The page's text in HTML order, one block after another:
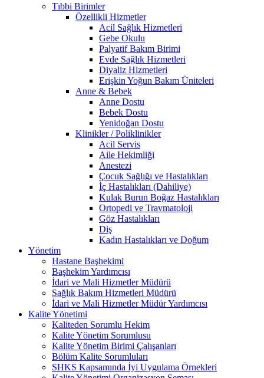
Tıbbi Birimler
Özellikli Hizmetler
Acil Sağlık Hizmetleri
Gebe Okulu
Palyatif Bakım Birimi
Evde Sağlık Hizmetleri
Diyaliz Hizmetleri
Erişkin Yoğun Bakım Üniteleri
Anne & Bebek
Anne Dostu
Bebek Dostu
Yenidoğan Dostu
Klinikler / Poliklinikler
Acil Servis
Aile Hekimliği
Anestezi
Çocuk Sağlığı ve Hastalıkları
İç Hastalıkları (Dahiliye)
Kulak Burun Boğaz Hastalıkları
Ortopedi ve Travmatoloji
Göz Hastalıkları
Diş
Kadın Hastalıkları ve Doğum
Yönetim
Hastane Başhekimi
Başhekim Yardımcısı
İdari ve Mali Hizmetler Müdürü
Sağlık Bakım Hizmetleri Müdürü
İdari ve Mali Hizmetler Müdür Yardımcısı
Kalite Yönetimi
Kaliteden Sorumlu Hekim
Kalite Yönetim Sorumlusu
Kalite Yönetim Birimi Çalışanları
Bölüm Kalite Sorumluları
SHKS Kapsamında İyi Uygulama Örnekleri